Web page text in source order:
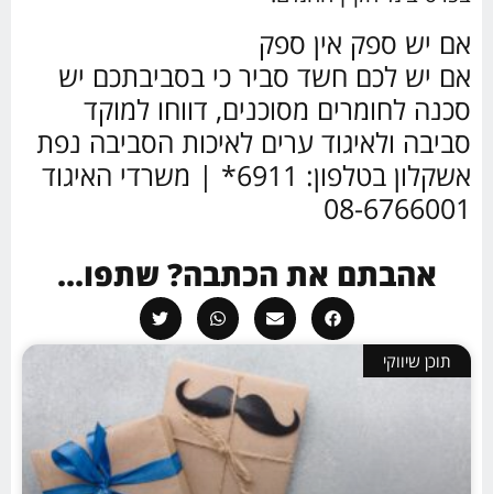
אם יש ספק אין ספק
אם יש לכם חשד סביר כי בסביבתכם יש
סכנה לחומרים מסוכנים, דווחו למוקד
סביבה ולאיגוד ערים לאיכות הסביבה נפת
אשקלון בטלפון: 6911* | משרדי האיגוד
08-6766001
אהבתם את הכתבה? שתפו...
תוכן שיווקי